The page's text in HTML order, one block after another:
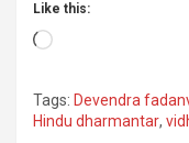
Like this:
Loading…
Tags: Devendra
Hindu dharmantar,